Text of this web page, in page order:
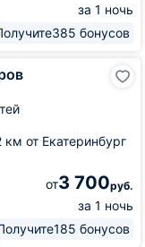
за 1 ночь
385 бонусов
км от Екатеринбург
от3 700руб.
за 1 ночь
185 бонусов